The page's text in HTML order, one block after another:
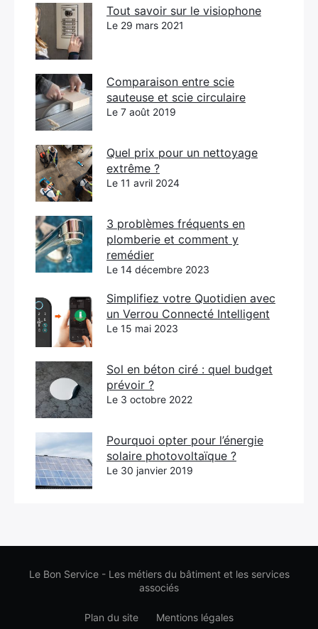
Tout savoir sur le visiophone
Le 29 mars 2021
Comparaison entre scie
sauteuse et scie circulaire
Le 7 août 2019
Quel prix pour un nettoyage
extrême ?
Le 11 avril 2024
3 problèmes fréquents en
plomberie et comment y
remédier
Le 14 décembre 2023
Simplifiez votre Quotidien avec
un Verrou Connecté Intelligent
Le 15 mai 2023
Sol en béton ciré : quel budget
prévoir ?
Le 3 octobre 2022
Pourquoi opter pour l’énergie
solaire photovoltaïque ?
Le 30 janvier 2019
Le Bon Service - Les métiers du bâtiment et les services
associés
Plan du site Mentions légales